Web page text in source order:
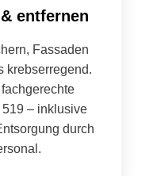
entfernen
Fas­saden
kreb­ser­re­gend.
– inklu­sive
durch